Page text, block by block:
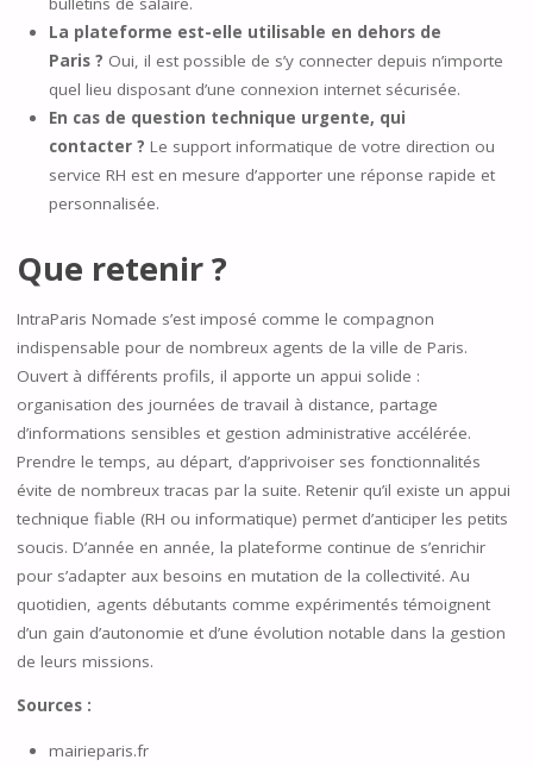
La plateforme est-elle utilisable en dehors de
Paris ? Oui, il est possible de s’y connecter depuis n’importe
quel lieu disposant d’une connexion internet sécurisée.
En cas de question technique urgente, qui
contacter ? Le support informatique de votre direction ou
service RH est en mesure d’apporter une réponse rapide et
personnalisée.
Que retenir ?
IntraParis Nomade s’est imposé comme le compagnon
indispensable pour de nombreux agents de la ville de Paris.
Ouvert à différents profils, il apporte un appui solide :
organisation des journées de travail à distance, partage
d’informations sensibles et gestion administrative accélérée.
Prendre le temps, au départ, d’apprivoiser ses fonctionnalités
évite de nombreux tracas par la suite. Retenir qu’il existe un appui
technique fiable (RH ou informatique) permet d’anticiper les petits
soucis. D’année en année, la plateforme continue de s’enrichir
pour s’adapter aux besoins en mutation de la collectivité. Au
quotidien, agents débutants comme expérimentés témoignent
d’un gain d’autonomie et d’une évolution notable dans la gestion
de leurs missions.
Sources :
mairieparis.fr